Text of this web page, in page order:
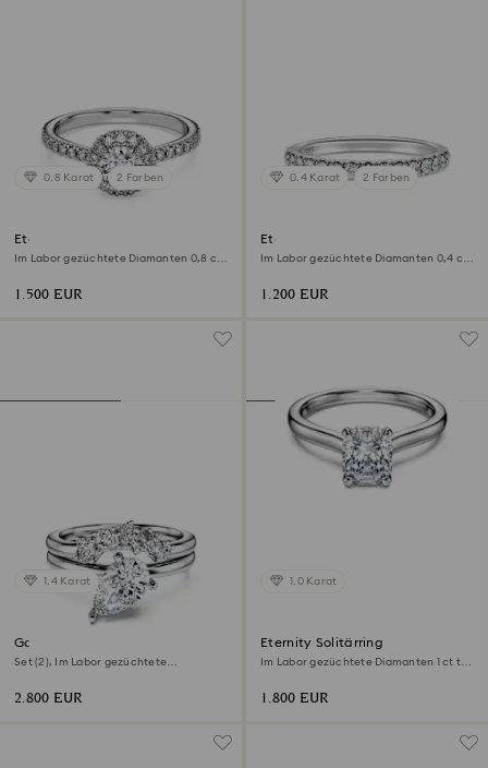
0.8 Karat 2 Farben
Eternity Strahlenkranz-
Solitärring
Im Labor gezüchtete Diamanten 0,8 ct
1.500 EUR
0.4 Karat 2 Farben
Eternity Bandring
Im Labor gezüchtete Diamanten 0,4 ct
1.200 EUR
1.4 Karat
Galaxy Ring
Set (2), Im Labor gezüchtete
2.800 EUR
1.0 Karat
Eternity Solitärring
Im Labor gezüchtete Diamanten 1 ct tw,
1.800 EUR